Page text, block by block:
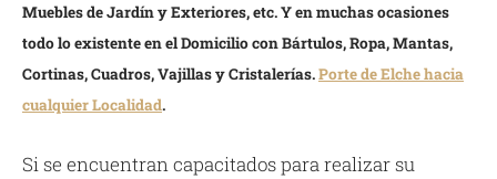
Muebles de Jardín y Exteriores, etc. Y en muchas ocasiones
todo lo existente en el Domicilio con Bártulos, Ropa, Mantas,
Cortinas, Cuadros, Vajillas y Cristalerías.Porte de Elche hacia
cualquier Localidad.
Si se encuentran capacitados para realizar su